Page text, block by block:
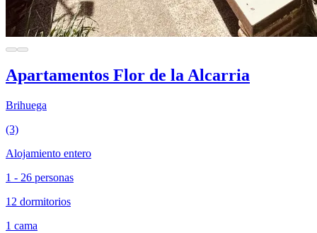
Apartamentos Flor de la Alcarria
Brihuega
(3)
Alojamiento entero
1 - 26 personas
12 dormitorios
1 cama